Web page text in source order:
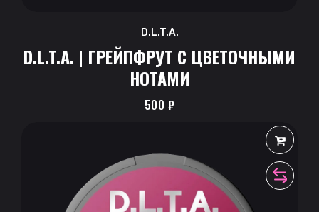
D.L.T.A.
D.L.T.A. | ГРЕЙПФРУТ С ЦВЕТОЧНЫМИ
НОТАМИ
500 ₽